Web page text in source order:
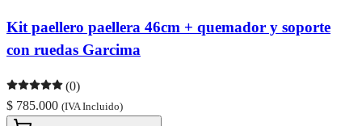
Kit paellero paellera 46cm + quemador y soporte
con ruedas Garcima
(0)
$ 785.000 (IVA Incluido)